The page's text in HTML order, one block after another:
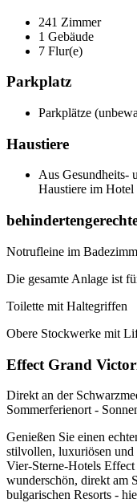
241 Zimmer
1 Gebäude
7 Flur(e)
Parkplatz
Parkplätze
Haustiere
Aus Gesundheits-
Haustiere im Hotel
Notrufleine im
Die gesamte Anlage ist
Toilette mit Haltegriffen
Obere Stockwerke mit
Еffect Grand
Direkt an der
Sommerferienort -
Genießen Sie einen
stilvollen, luxuriösen und
Vier-Sterne-Hotels
wunderschön, direkt am
bulgarischen Resorts -